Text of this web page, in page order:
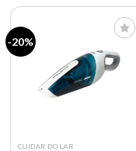
-20%
Lista de
CUIDAR DO LAR